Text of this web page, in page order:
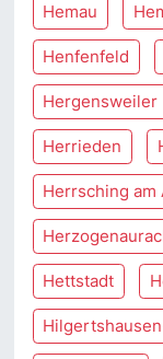
Hemau
Henfenfeld
Hergensweiler
Herrieden
Herrsching am
Hettstadt